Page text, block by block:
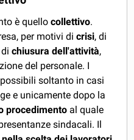
è quellocollettivo.
per motivi dicrisi, di
dichiusura dell'attività,
del personale. I
soltanto in casi
e unicamente dopo la
procedimento al quale
sindacali. Il